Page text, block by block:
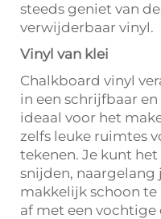
steeds geniet van
verwijderbaar vinyl.
Vinyl van klei
Chalkboard vinyl
in een schrijfbaar
ideaal voor het
zelfs leuke ruimtes
tekenen. Je kunt
snijden, naargelang
makkelijk schoon te
af met een vochtige